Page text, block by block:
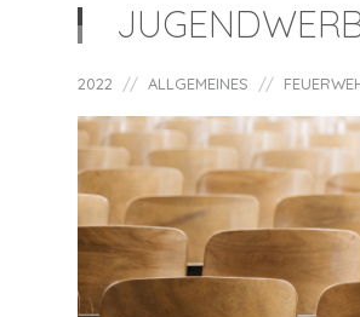
2022 ALLGEMEINES